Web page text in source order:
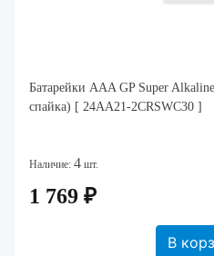
Батарейки AAA GP Super
спайка) [ 24AA21-2CRSWC30 ]
Наличие: 4 шт.
1 769 ₽
В